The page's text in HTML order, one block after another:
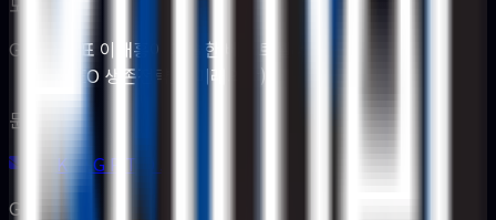
GPTO 대표 이재홍이 저술한 베스트셀러
「AEO·GEO 생존전략」(미래의창).
문의
A S K @ G P T O . K R
GPT